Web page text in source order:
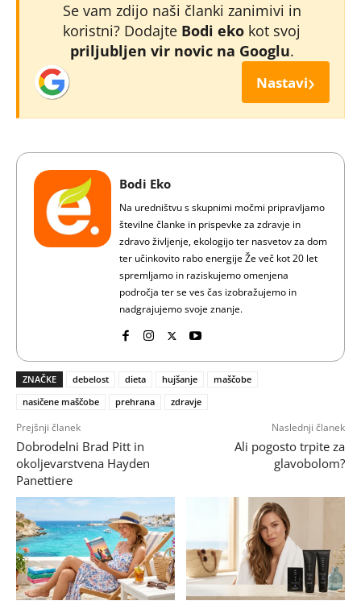
Se vam zdijo naši članki zanimivi in
koristni? Dodajte Bodi eko kot svoj
priljubljen vir novic na Googlu.
Nastavi›
Bodi Eko
Na uredništvu s skupnimi močmi pripravljamo
številne članke in prispevke za zdravje in
zdravo življenje, ekologijo ter nasvetov za dom
ter učinkovito rabo energije Že več kot 20 let
spremljamo in raziskujemo omenjena
področja ter se ves čas izobražujemo in
nadgrajujemo svoje znanje.
ZNAČKE debelost dieta hujšanje
maščobe
nasičene maščobe
prehrana zdravje
Prejšnji članek
Dobrodelni Brad Pitt in
okoljevarstvena Hayden
Panettiere
Naslednji članek
Ali pogosto trpite za
glavobolom?